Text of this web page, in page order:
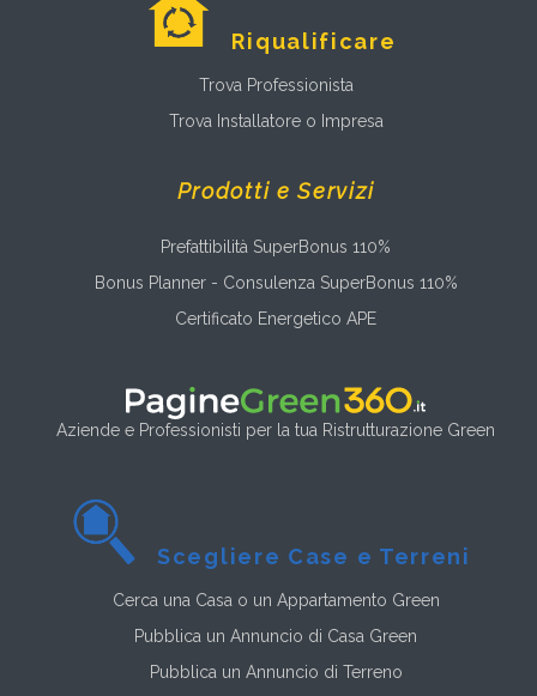
Riqualificare
Trova Professionista
Trova Installatore o Impresa
Prodotti e Servizi
Prefattibilità SuperBonus 110%
Bonus Planner - Consulenza SuperBonus 110%
Certificato Energetico APE
Aziende e Professionisti per la tua Ristrutturazione Green
Scegliere Case e Terreni
Cerca una Casa o un Appartamento Green
Pubblica un Annuncio di Casa Green
Pubblica un Annuncio di Terreno